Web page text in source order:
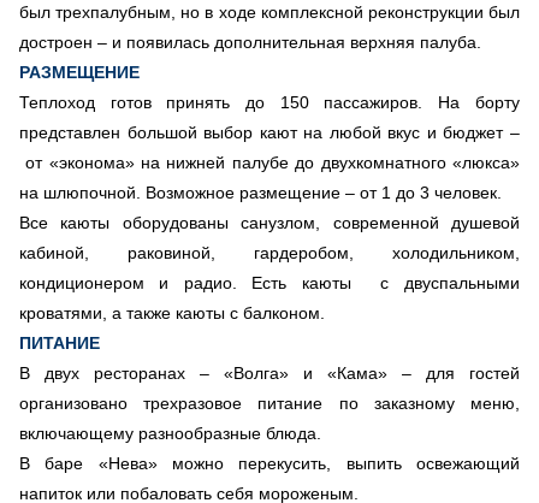
был трехпалубным, но в ходе комплексной реконструкции был
достроен – и появилась дополнительная верхняя палуба.
РАЗМЕЩЕНИЕ
Теплоход готов принять до 150 пассажиров. На борту
представлен большой выбор кают на любой вкус и бюджет –
от «эконома» на нижней палубе до двухкомнатного «люкса»
на шлюпочной. Возможное размещение – от 1 до 3 человек.
Все каюты оборудованы санузлом, современной душевой
кабиной, раковиной, гардеробом, холодильником,
кондиционером и радио. Есть каюты с двуспальными
кроватями, а также каюты с балконом.
ПИТАНИЕ
В двух ресторанах – «Волга» и «Кама» – для гостей
организовано трехразовое питание по заказному меню,
включающему разнообразные блюда.
В баре «Нева» можно перекусить, выпить освежающий
напиток или побаловать себя мороженым.